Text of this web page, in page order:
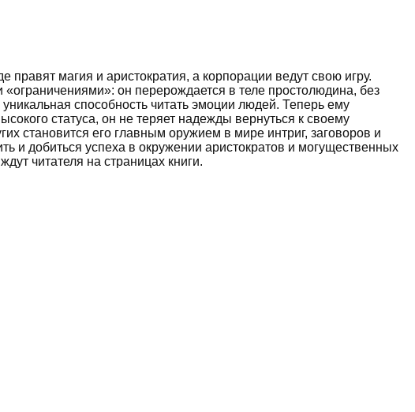
магия и аристократия, а корпорации ведут свою игру.
он перерождается в теле простолюдина, без
способность читать эмоции людей. Теперь ему
статуса, он не теряет надежды вернуться к своему
становится его главным оружием в мире интриг, заговоров и
и добиться успеха в окружении аристократов и могущественных
читателя на страницах книги.